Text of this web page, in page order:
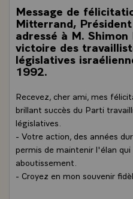
Message de
Mitterrand,
adressé à M.
victoire des
législatives
1992.
Recevez, cher ami, mes
brillant succès du Parti
législatives.
- Votre action, des années
permis de maintenir l'élan
aboutissement.
- Croyez en mon souvenir